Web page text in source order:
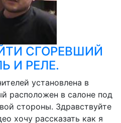
СГОРЕВШИЙ
И РЕЛЕ.
установлена в
расположен в салоне под
стороны. Здравствуйте
хочу рассказать как я